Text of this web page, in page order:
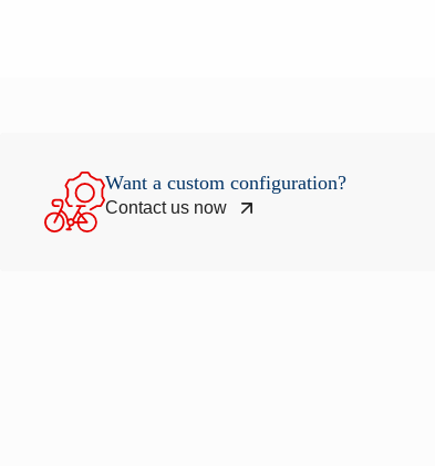
Want a custom configuration?
Contact us now